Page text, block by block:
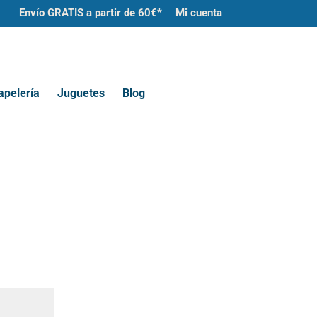
Envío GRATIS a partir de 60€* Mi cuenta
Juguetes Blog